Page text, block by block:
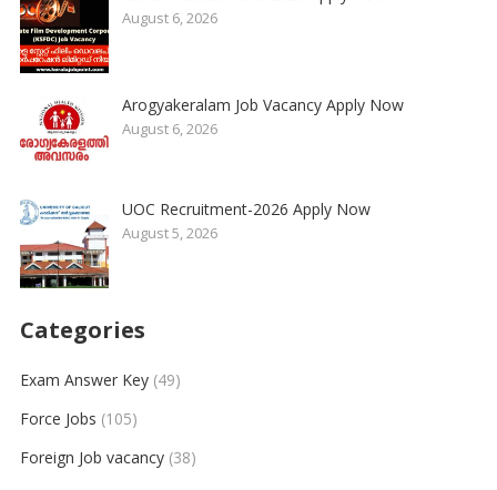
August 6, 2026
Arogyakeralam Job Vacancy Apply Now
August 6, 2026
UOC Recruitment-2026 Apply Now
August 5, 2026
Categories
Exam Answer Key(49)
Force Jobs (105)
Foreign Job vacancy(38)